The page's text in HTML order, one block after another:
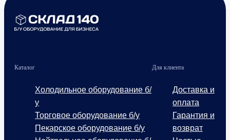
Каталог
Холодильное оборудование б/
у
Торговое оборудование б/у
Пекарское оборудование б/у
Для клиента
Доставка и
оплата
Гарантия и
возврат